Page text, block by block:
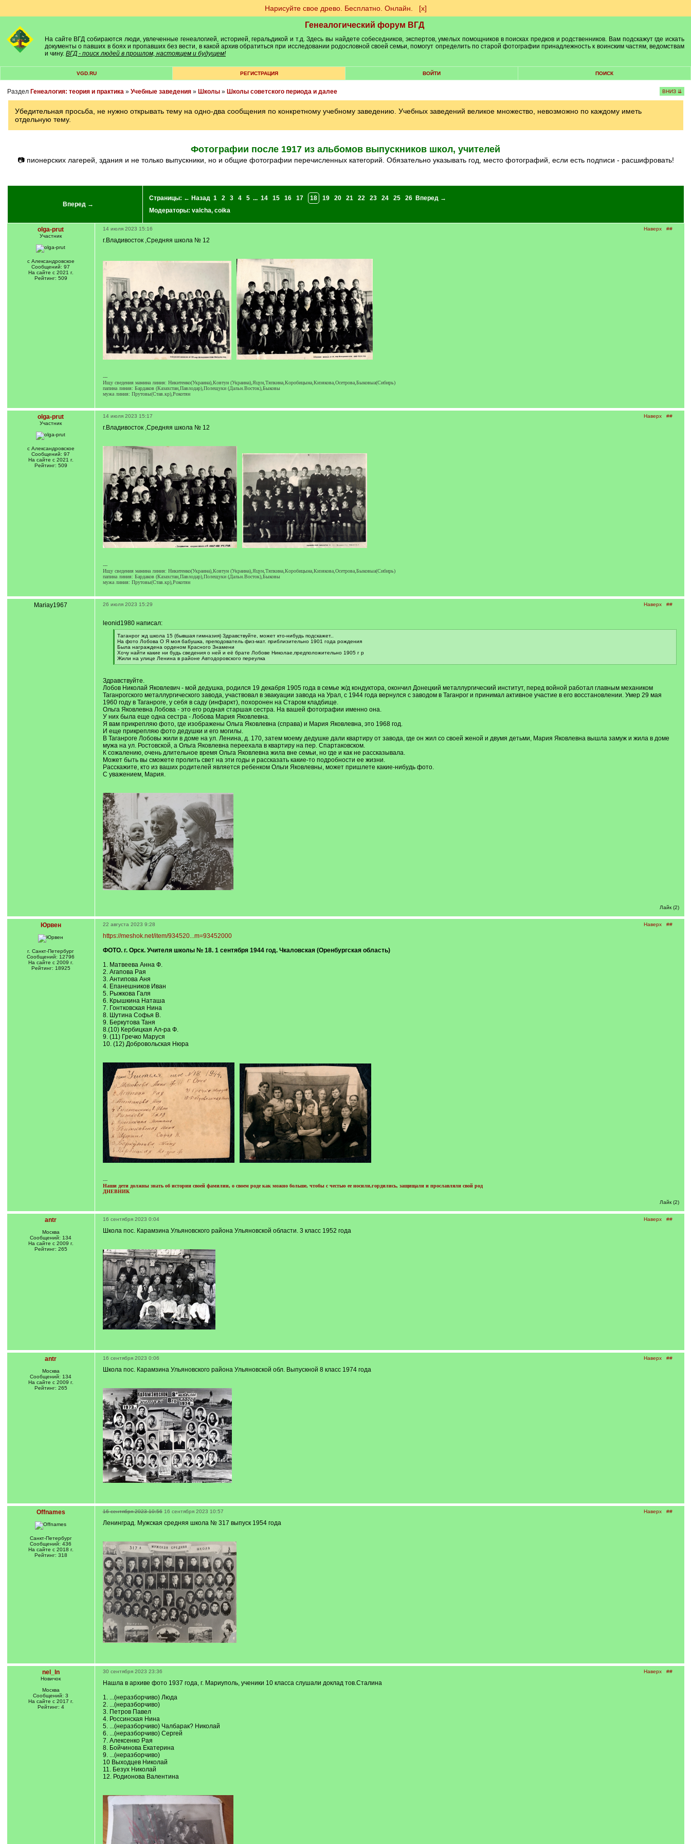
Нарисуйте свое древо. Бесплатно. Онлайн. [х]
Генеалогический форум ВГД
На сайте ВГД собираются люди, увлеченные генеалогией, историей, геральдикой и т.д. Здесь вы найдете собеседников, экспертов, умелых помощников в поисках предков и родственников. Вам подскажут где искать
документы о павших в боях и пропавших без вести, в какой архив обратиться при исследовании родословной своей семьи, помогут определить по старой фотографии принадлежность к воинским частям, ведомствам
и чину. ВГД - поиск людей в прошлом, настоящем и будущем!
VGD.RU РЕГИСТРАЦИЯ ВОЙТИ ПОИСК
Раздел Генеалогия: теория и практика» Учебные заведения» Школы» Школы советского периода и далее ВНИЗ ⇊
Убедительная просьба, не нужно открывать тему на одно-два сообщения по конкретному учебному заведению. Учебных заведений великое множество, невозможно по каждому иметь
отдельную тему.
Фотографии после 1917 из альбомов выпускников школ, учителей
📷 пионерских лагерей, здания и не только выпускники, но и общие фотографии перечисленных категорий. Обязательно указывать год, место фотографий, если есть подписи - расшифровать!
Вперед →
Страницы: ← Назад 1 2 3 4 5 ... 14 15 16 17 18 19 20 21 22 23 24 25 26
Вперед →
Модераторы: valcha, coika
olga-prut
Участник
с Александровское
Сообщений: 97
На сайте с 2021 г.
Рейтинг: 509
Наверх ##
14 июля 2023 15:16
г.Владивосток ,Средняя школа № 12
---
Ищу сведения мамина линия: Никитенко(Украина),Ковтун (Украина),Яцун,Тяпкина,Коробицына,Кизякова,Осетрова,Быковыа(Сибирь)
папина линия: Бардаков (Казахстан,Павлодар),Полещуки (Дальн.Восток),Быковы
мужа линия: Прутовы(Став.кр),Рокотян
olga-prut
Участник
с Александровское
Сообщений: 97
На сайте с 2021 г.
Рейтинг: 509
Наверх ##
14 июля 2023 15:17
г.Владивосток ,Средняя школа № 12
---
Ищу сведения мамина линия: Никитенко(Украина),Ковтун (Украина),Яцун,Тяпкина,Коробицына,Кизякова,Осетрова,Быковыа(Сибирь)
папина линия: Бардаков (Казахстан,Павлодар),Полещуки (Дальн.Восток),Быковы
мужа линия: Прутовы(Став.кр),Рокотян
Mariay1967 Наверх ##
26 июля 2023 15:29
leonid1980 написал:
[
q
]
Таганрог жд школа 15 (бывшая гимназия) Здравствуйте, может кто-нибудь подскажет..
На фото Лобова О Я моя бабушка, преподователь физ-мат. приблизительно 1901 года рождения
Была награждена орденом Красного Знамени
Хочу найти какие ни будь сведения о ней и её брате Лобове Николае,предположительно 1905 г р
Жили на улице Ленина в районе Автодоровского переулка
[
]
Здравствуйте.
Лобов Николай Яковлевич - мой дедушка, родился 19 декабря 1905 года в семье ж/д кондуктора, окончил Донецкий металлургический институт, перед войной работал главным механиком
Таганрогского металлургического завода, участвовал в эвакуации завода на Урал, с 1944 года вернулся с заводом в Таганрог и принимал активное участие в его восстановлении. Умер 29 мая
1960 году в Таганроге, у себя в саду (инфаркт), похоронен на Старом кладбище.
Ольга Яковлевна Лобова - это его родная старшая сестра. На вашей фотографии именно она.
У них была еще одна сестра - Лобова Мария Яковлевна.
Я вам прикрепляю фото, где изображены Ольга Яковлевна (справа) и Мария Яковлевна, это 1968 год.
И еще прикрепляю фото дедушки и его могилы.
В Таганроге Лобовы жили в доме на ул. Ленина, д. 170, затем моему дедушке дали квартиру от завода, где он жил со своей женой и двумя детьми, Мария Яковлевна вышла замуж и жила в доме
мужа на ул. Ростовской, а Ольга Яковлевна переехала в квартиру на пер. Спартаковском.
К сожалению, очень длительное время Ольга Яковлевна жила вне семьи, но где и как не рассказывала.
Может быть вы сможете пролить свет на эти годы и рассказать какие-то подробности ее жизни.
Расскажите, кто из ваших родителей является ребенком Ольги Яковлевны, может пришлете какие-нибудь фото.
С уважением, Мария.
Лайк (2)
Юрвен
г. Санкт-Петербург
Сообщений: 12796
На сайте с 2009 г.
Рейтинг: 18925
Наверх ##
22 августа 2023 9:28
https://meshok.net/item/934520...m=93452000
ФОТО. г. Орск. Учителя школы № 18. 1 сентября 1944 год. Чкаловская (Оренбургская область)
1. Матвеева Анна Ф.
2. Агапова Рая
3. Антипова Аня
4. Епанешников Иван
5. Рыжкова Галя
6. Крышкина Наташа
7. Гонтковская Нина
8. Шутина Софья В.
9. Беркутова Таня
8.(10) Кербицкая Ал-ра Ф.
9. (11) Гречко Маруся
10. (12) Добровольская Нюра
---
Наши дети должны знать об истории своей фамилии, о своем роде как можно больше, чтобы с честью ее носили,гордились, защищали и прославляли свой род
ДНЕВНИК
Лайк (2)
antr
Москва
Сообщений: 134
На сайте с 2009 г.
Рейтинг: 265
Наверх ##
16 сентября 2023 0:04
Школа пос. Карамзина Ульяновского района Ульяновской области. 3 класс 1952 года
antr
Москва
Сообщений: 134
На сайте с 2009 г.
Рейтинг: 265
Наверх ##
16 сентября 2023 0:06
Школа пос. Карамзина Ульяновского района Ульяновской обл. Выпускной 8 класс 1974 года
Offnames
Санкт-Петербург
Сообщений: 436
На сайте с 2018 г.
Рейтинг: 318
Наверх ##
16 сентября 2023 10:56 16 сентября 2023 10:57
Ленинград. Мужская средняя школа № 317 выпуск 1954 года
nel_ln
Новичок
Москва
Сообщений: 3
На сайте с 2017 г.
Рейтинг: 4
Наверх ##
30 сентября 2023 23:36
Нашла в архиве фото 1937 года, г. Мариуполь, ученики 10 класса слушали доклад тов.Сталина
1. ...(неразборчиво) Люда
2. ...(неразборчиво)
3. Петров Павел
4. Россинская Нина
5. ...(неразборчиво) Чалбарак? Николай
6. ...(неразборчиво) Сергей
7. Алексенко Рая
8. Бойчинова Екатерина
9. ...(неразборчиво)
10 Выходцев Николай
11. Безух Николай
12. Родионова Валентина